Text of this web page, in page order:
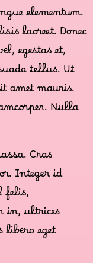
elementum.
laoreet. Donec
egestas et,
tellus. Ut
amet mauris.
Nulla
Cras
Integer id
felis,
in, ultrices
libero eget